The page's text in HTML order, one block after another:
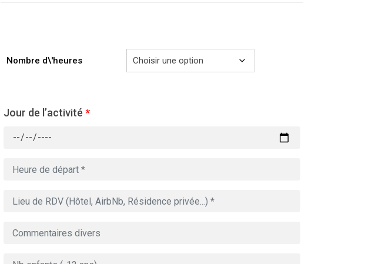
Nombre d\'heures
Jour de l’activité *